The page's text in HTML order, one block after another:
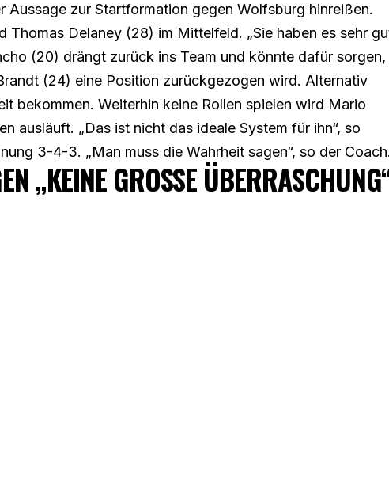
Aussage zur Startformation gegen Wolfsburg hinreißen.
Delaney (28) im Mittelfeld. „Sie haben es sehr
(20) drängt zurück ins Team und könnte dafür sorgen,
(24) eine Position zurückgezogen wird. Alternativ
bekommen. Weiterhin keine Rollen spielen wird Mario
ausläuft. „Das ist nicht das ideale System für ihn“, so
3-4-3. „Man muss die Wahrheit sagen“, so der
„KEINE GROSSE ÜBERRASCHUNG“